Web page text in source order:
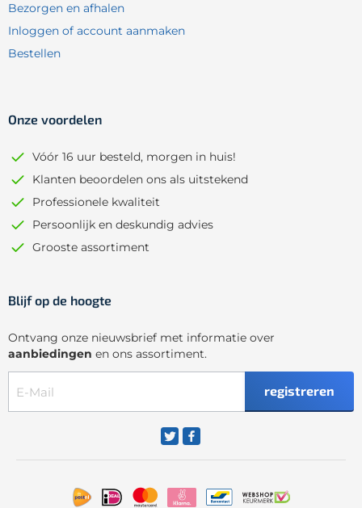
Bezorgen en afhalen
Inloggen of account aanmaken
Bestellen
Onze voordelen
Vóór 16 uur besteld, morgen in huis!
Klanten beoordelen ons als uitstekend
Professionele kwaliteit
Persoonlijk en deskundig advies
Grooste assortiment
Blijf op de hoogte
Ontvang onze nieuwsbrief met informatie over
aanbiedingen en ons assortiment.
registreren